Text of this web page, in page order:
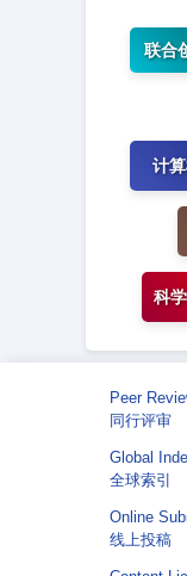
联合
计
科
Peer
同行评审
Global
全球索引
Online
线上投稿